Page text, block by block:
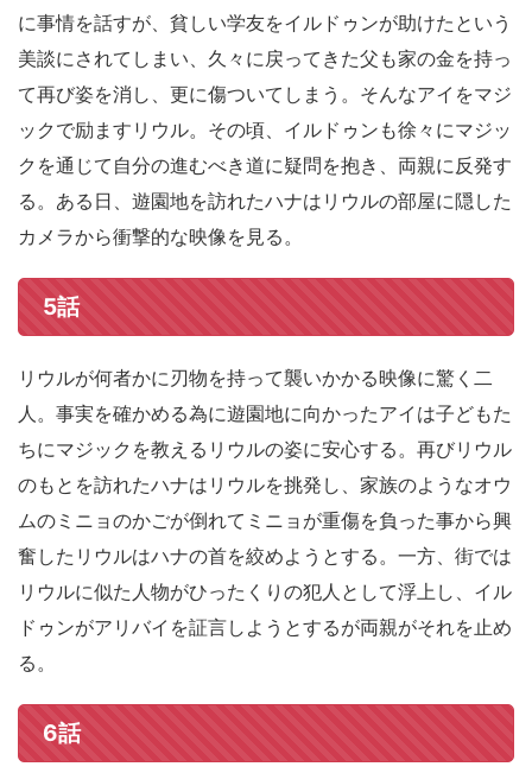
に事情を話すが、貧しい学友をイルドゥンが助けたという
美談にされてしまい、久々に戻ってきた父も家の金を持っ
て再び姿を消し、更に傷ついてしまう。そんなアイをマジ
ックで励ますリウル。その頃、イルドゥンも徐々にマジッ
クを通じて自分の進むべき道に疑問を抱き、両親に反発す
る。ある日、遊園地を訪れたハナはリウルの部屋に隠した
カメラから衝撃的な映像を見る。
5話
リウルが何者かに刃物を持って襲いかかる映像に驚く二
人。事実を確かめる為に遊園地に向かったアイは子どもた
ちにマジックを教えるリウルの姿に安心する。再びリウル
のもとを訪れたハナはリウルを挑発し、家族のようなオウ
ムのミニョのかごが倒れてミニョが重傷を負った事から興
奮したリウルはハナの首を絞めようとする。一方、街では
リウルに似た人物がひったくりの犯人として浮上し、イル
ドゥンがアリバイを証言しようとするが両親がそれを止め
る。
6話